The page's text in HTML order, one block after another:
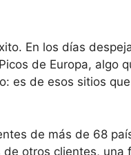
En los días
de Europa, algo
es de esos sitios
de más de 68
otros clientes, una